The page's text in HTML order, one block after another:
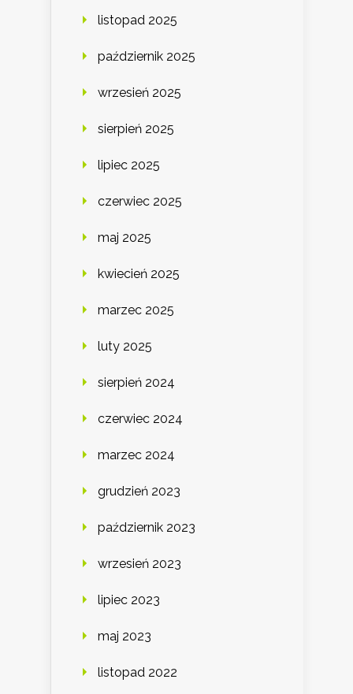
listopad 2025
październik 2025
wrzesień 2025
sierpień 2025
lipiec 2025
czerwiec 2025
maj 2025
kwiecień 2025
marzec 2025
luty 2025
sierpień 2024
czerwiec 2024
marzec 2024
grudzień 2023
październik 2023
wrzesień 2023
lipiec 2023
maj 2023
listopad 2022